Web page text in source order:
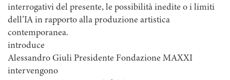
interrogativi del presente, le possibilità inedite o i limiti
dell’IA in rapporto alla produzione artistica
contemporanea.
introduce
Alessandro Giuli Presidente Fondazione MAXXI
intervengono